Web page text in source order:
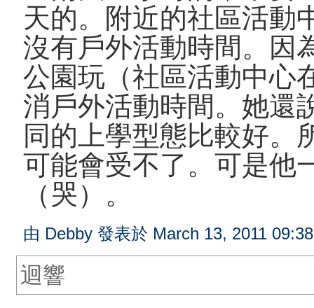
天的。附近的社區活動
沒有戶外活動時間。因
公園玩（社區活動中心
消戶外活動時間。她還
同的上學型態比較好。
可能會受不了。可是他
（哭）。
由 Debby 發表於 March 13, 2011
迴響